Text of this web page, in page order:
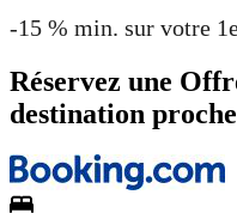
-15 % min. sur votre
Réservez une
destination